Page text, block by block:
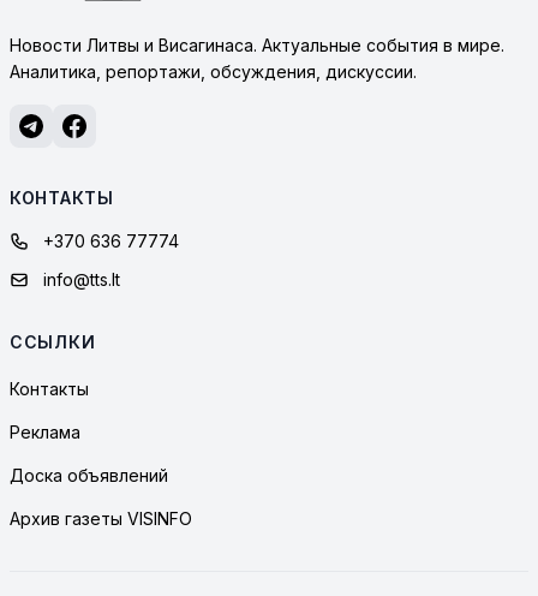
Новости Литвы и Висагинаса. Актуальные события в мире.
Аналитика, репортажи, обсуждения, дискуссии.
КОНТАКТЫ
+370 636 77774
info@tts.lt
ССЫЛКИ
Контакты
Реклама
Доска объявлений
Архив газеты VISINFO